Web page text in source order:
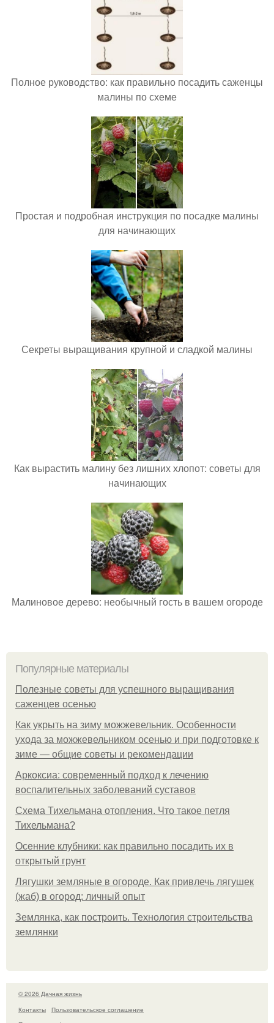
Полное руководство: как правильно посадить саженцы
малины по схеме
Простая и подробная инструкция по посадке малины
для начинающих
Секреты выращивания крупной и сладкой малины
Как вырастить малину без лишних хлопот: советы для
начинающих
Малиновое дерево: необычный гость в вашем огороде
Популярные материалы
Полезные советы для успешного выращивания
саженцев осенью
Как укрыть на зиму можжевельник. Особенности
ухода за можжевельником осенью и при подготовке к
зиме — общие советы и рекомендации
Аркоксиа: современный подход к лечению
воспалительных заболеваний суставов
Схема Тихельмана отопления. Что такое петля
Тихельмана?
Осенние клубники: как правильно посадить их в
открытый грунт
Лягушки земляные в огороде. Как привлечь лягушек
(жаб) в огород: личный опыт
Землянка, как построить. Технология строительства
землянки
© 2026 Дачная жизнь
Контакты
Пользовательское соглашение